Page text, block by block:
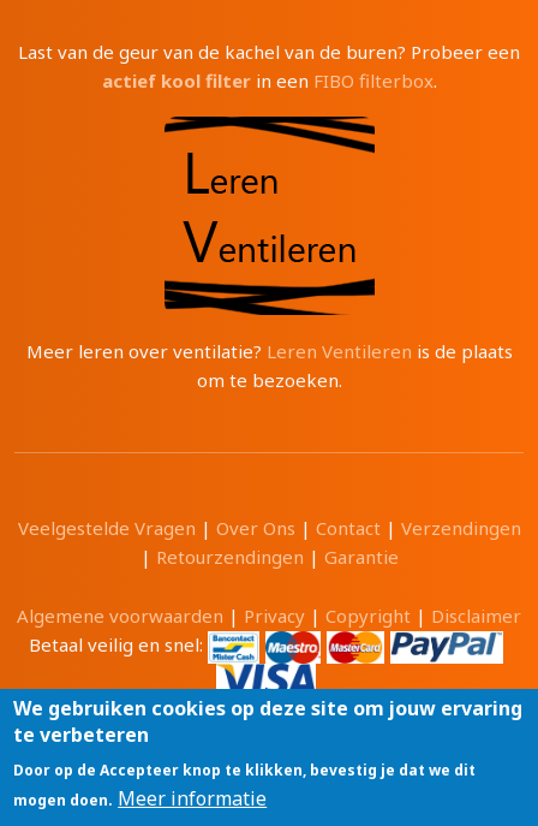
Last van de geur van de kachel van de buren? Probeer een
actief kool filterin een FIBO filterbox.
Meer leren over ventilatie? Leren Ventileren is de plaats
om te bezoeken.
Veelgestelde Vragen | Over Ons | Contact| Verzendingen
| Retourzendingen | Garantie
Algemene voorwaarden | Privacy | Copyright | Disclaimer
Betaal veilig en snel:
Alle prijzen zijn in Euro en inclusief 21% BTW.
Luchtwinkel.be® is een merk van
We gebruiken cookies op deze site om jouw ervaring
te verbeteren
Door op de Accepteer knop te klikken, bevestig je dat we dit
mogen doen. Meer informatie